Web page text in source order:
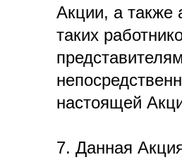
Акции, а
таких
настоящей
7. Данная